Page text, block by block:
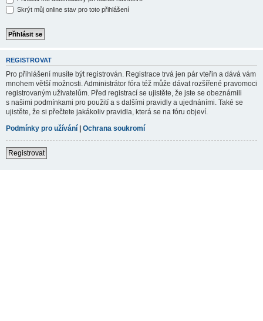
Skrýt můj online stav pro toto přihlášení
REGISTROVAT
Pro přihlášení musíte být registrován. Registrace trvá jen pár vteřin a dává vám
mnohem větší možnosti. Administrátor fóra též může dávat rozšířené pravomoci
registrovaným uživatelům. Před registrací se ujistěte, že jste se obeznámili
s našimi podmínkami pro použití a s dalšími pravidly a ujednáními. Také se
ujistěte, že si přečtete jakákoliv pravidla, která se na fóru objeví.
Podmínky pro užívání | Ochrana soukromí
Registrovat